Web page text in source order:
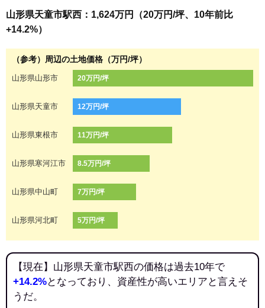
山形県天童市駅西：1,624万円（20万円/坪、10年前比
+14.2%）
（参考）周辺の土地価格（万円/坪）
山形県山形市 20万円/坪
山形県天童市 12万円/坪
山形県東根市 11万円/坪
山形県寒河江市 8.5万円/坪
山形県中山町 7万円/坪
山形県河北町 5万円/坪
【現在】山形県天童市駅西の価格は過去10年で
+14.2%となっており、資産性が高いエリアと言えそ
うだ。